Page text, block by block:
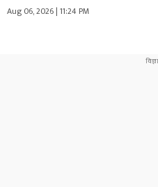
Aug 06, 2026 | 11:24 PM